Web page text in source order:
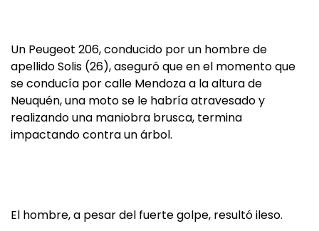
Un Peugeot 206, conducido por un hombre de
apellido Solis (26), aseguró que en el momento que
se conducía por calle Mendoza a la altura de
Neuquén, una moto se le habría atravesado y
realizando una maniobra brusca, termina
impactando contra un árbol.
El hombre, a pesar del fuerte golpe, resultó ileso.